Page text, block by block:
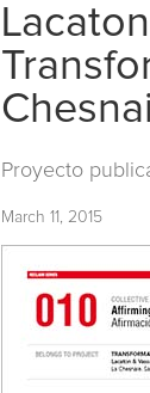
Proyecto
March 11, 2015